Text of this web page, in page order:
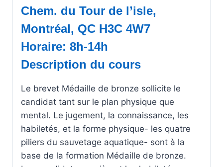
Chem. du Tour de l’isle,
Montréal, QC H3C 4W7
Horaire: 8h-14h
Description du cours
Le brevet Médaille de bronze sollicite le
candidat tant sur le plan physique que
mental. Le jugement, la connaissance, les
habiletés, et la forme physique- les quatre
piliers du sauvetage aquatique- sont à la
base de la formation Médaille de bronze.